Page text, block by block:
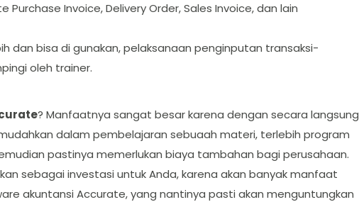
Invoice, Delivery Order, Sales Invoice, dan lain
dan bisa di gunakan, pelaksanaan penginputan transaksi-
oleh trainer.
? Manfaatnya sangat besar karena dengan secara langsung
dalam pembelajaran sebuaah materi, terlebih program
pastinya memerlukan biaya tambahan bagi perusahaan.
sebagai investasi untuk Anda, karena akan banyak manfaat
akuntansi Accurate, yang nantinya pasti akan menguntungkan